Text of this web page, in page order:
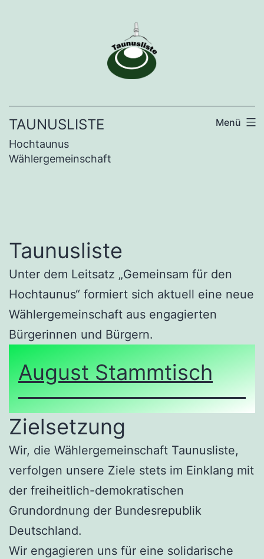
TAUNUSLISTE
Hochtaunus
Wählergemeinschaft
Menü
Taunusliste
Unter dem Leitsatz „Gemeinsam für den
Hochtaunus“ formiert sich aktuell eine neue
Wählergemeinschaft aus engagierten
Bürgerinnen und Bürgern.
August Stammtisch
Zielsetzung
Wir, die Wählergemeinschaft Taunusliste,
verfolgen unsere Ziele stets im Einklang mit
der freiheitlich-demokratischen
Grundordnung der Bundesrepublik
Deutschland.
Wir engagieren uns für eine solidarische